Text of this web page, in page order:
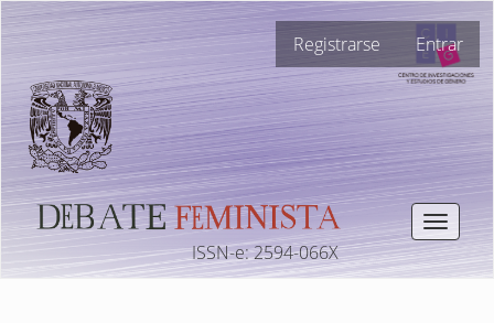
Navegación
principal
Contenido
principal
Barra
lateral
Registrarse Entrar
Toggle
ISSN-e: 2594-066X